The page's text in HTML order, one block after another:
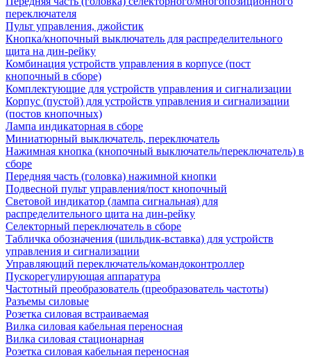
переключателя
Пульт управления, джойстик
Кнопка/кнопочный выключатель для распределительного
щита на дин-рейку
Комбинация устройств управления в корпусе (пост
кнопочный в сборе)
Комплектующие для устройств управления и сигнализации
Корпус (пустой) для устройств управления и сигнализации
(постов кнопочных)
Лампа индикаторная в сборе
Миниатюрный выключатель, переключатель
Нажимная кнопка (кнопочный выключатель/переключатель) в
сборе
Передняя часть (головка) нажимной кнопки
Подвесной пульт управления/пост кнопочный
Световой индикатор (лампа сигнальная) для
распределительного щита на дин-рейку
Селекторный переключатель в сборе
Табличка обозначения (шильдик-вставка) для устройств
управления и сигнализации
Управляющий переключатель/командоконтроллер
Пускорегулирующая аппаратура
Частотный преобразователь (преобразователь частоты)
Разъемы силовые
Розетка силовая встраиваемая
Вилка силовая кабельная переносная
Вилка силовая стационарная
Розетка силовая кабельная переносная